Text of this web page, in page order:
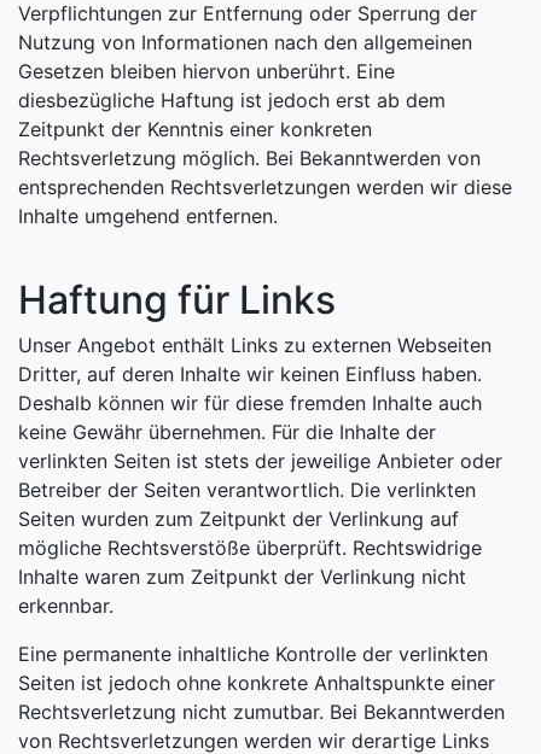
Verpflichtungen zur Entfernung oder Sperrung der
Nutzung von Informationen nach den allgemeinen
Gesetzen bleiben hiervon unberührt. Eine
diesbezügliche Haftung ist jedoch erst ab dem
Zeitpunkt der Kenntnis einer konkreten
Rechtsverletzung möglich. Bei Bekanntwerden von
entsprechenden Rechtsverletzungen werden wir diese
Inhalte umgehend entfernen.
Haftung für Links
Unser Angebot enthält Links zu externen Webseiten
Dritter, auf deren Inhalte wir keinen Einfluss haben.
Deshalb können wir für diese fremden Inhalte auch
keine Gewähr übernehmen. Für die Inhalte der
verlinkten Seiten ist stets der jeweilige Anbieter oder
Betreiber der Seiten verantwortlich. Die verlinkten
Seiten wurden zum Zeitpunkt der Verlinkung auf
mögliche Rechtsverstöße überprüft. Rechtswidrige
Inhalte waren zum Zeitpunkt der Verlinkung nicht
erkennbar.
Eine permanente inhaltliche Kontrolle der verlinkten
Seiten ist jedoch ohne konkrete Anhaltspunkte einer
Rechtsverletzung nicht zumutbar. Bei Bekanntwerden
von Rechtsverletzungen werden wir derartige Links